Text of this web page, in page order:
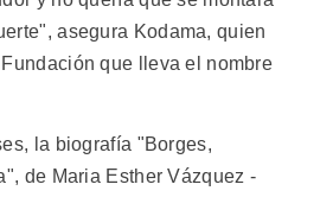
asegura Kodama, quien
que lleva el nombre
la biografía "Borges,
de Maria Esther Vázquez -